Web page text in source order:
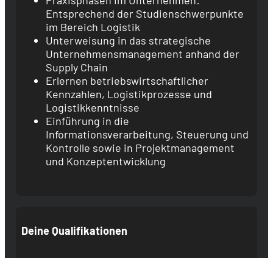
Entsprechend der Studienschwerpunkte
im Bereich Logistik
Unterweisung in das strategische
Unternehmensmanagement anhand der
Supply Chain
Erlernen betriebswirtschaftlicher
Kennzahlen, Logistikprozesse und
Logistikkenntnisse
Einführung in die
Informationsverarbeitung, Steuerung und
Kontrolle sowie in Projektmanagement
und Konzeptentwicklung
Deine Qualifikationen